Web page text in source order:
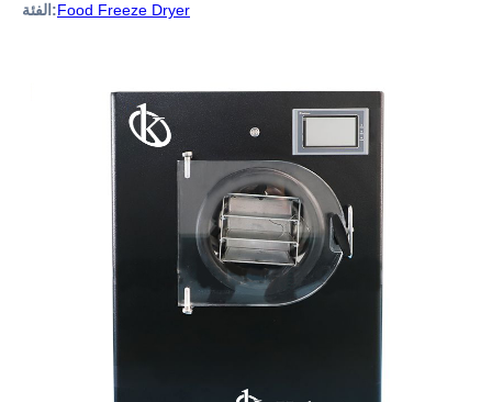
الفئة:Food Freeze Dryer